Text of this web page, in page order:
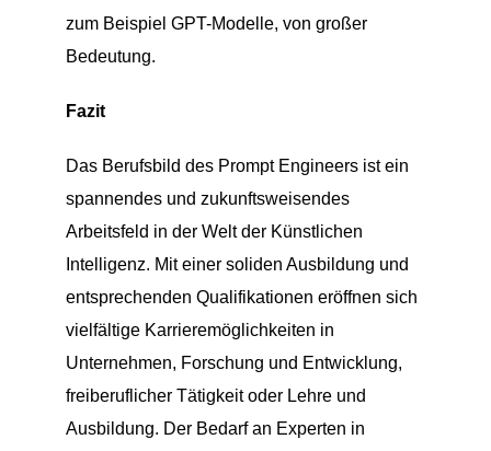
zum Beispiel GPT-Modelle, von großer
Bedeutung.
Fazit
Das Berufsbild des Prompt Engineers ist ein
spannendes und zukunftsweisendes
Arbeitsfeld in der Welt der Künstlichen
Intelligenz. Mit einer soliden Ausbildung und
entsprechenden Qualifikationen eröffnen sich
vielfältige Karrieremöglichkeiten in
Unternehmen, Forschung und Entwicklung,
freiberuflicher Tätigkeit oder Lehre und
Ausbildung. Der Bedarf an Experten in